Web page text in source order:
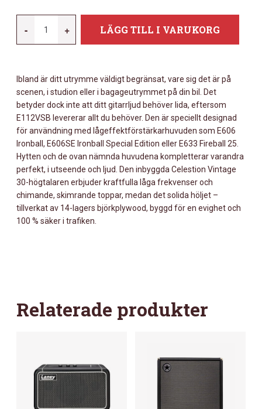
-
-
SLANTED
-
E112VSB
MÄNGD
+ LÄGG TILL I VARUKORG
Ibland är ditt utrymme väldigt begränsat, vare sig det är på
scenen, i studion eller i bagageutrymmet på din bil. Det
betyder dock inte att ditt gitarrljud behöver lida, eftersom
E112VSB levererar allt du behöver. Den är speciellt designad
för användning med lågeffektförstärkarhuvuden som E606
Ironball, E606SE Ironball Special Edition eller E633 Fireball 25.
Hytten och de ovan nämnda huvudena kompletterar varandra
perfekt, i utseende och ljud. Den inbyggda Celestion Vintage
30-högtalaren erbjuder kraftfulla låga frekvenser och
chimande, skimrande toppar, medan det solida höljet –
tillverkat av 14-lagers björkplywood, byggd för en evighet och
100 % säker i trafiken.
Relaterade produkter